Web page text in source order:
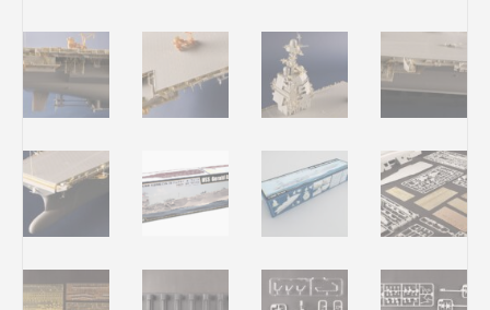
Avions
Bateaux
Trains
Figurines
Peintures
Accessoires
Puzzles
Carte cadeau
Maquette par marque
Contact